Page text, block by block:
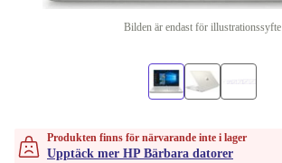
Bilden är endast för illustrationssyfte
Produkten finns för närvarande inte i lager
Upptäck mer HP Bärbara datorer